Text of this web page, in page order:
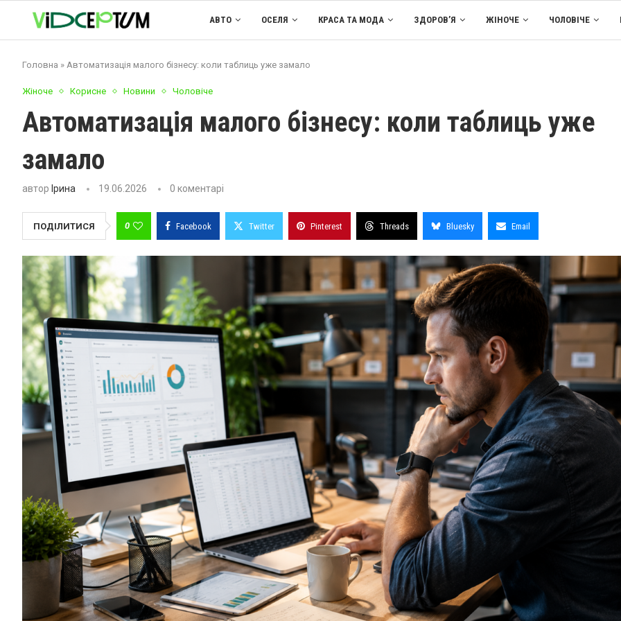
АВТО ОСЕЛЯ КРАСА ТА МОДА ЗДОРОВ’Я ЖІНОЧЕ ЧОЛОВІЧЕ
Головна » Автоматизація малого бізнесу: коли таблиць уже замало
Жіноче Корисне Новини Чоловіче
Автоматизація малого бізнесу: коли таблиць уже
замало
автор Ірина 19.06.2026 0 коментарі
ПОДІЛИТИСЯ 0 Facebook Twitter Pinterest Threads Bluesky Email